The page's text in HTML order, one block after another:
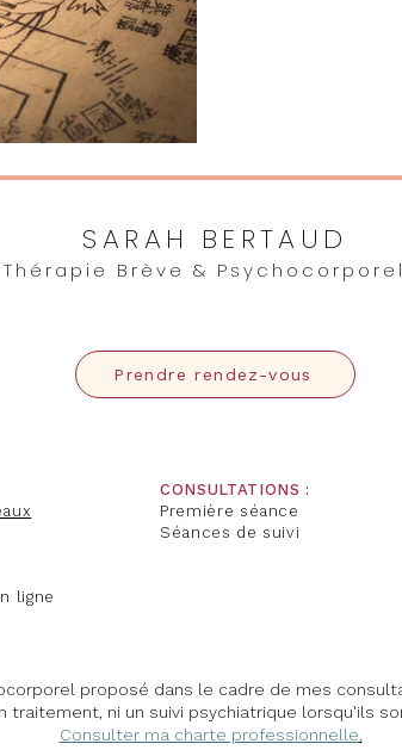
SARAH BERTAUD
Brève &
Prendre rendez-vous
ligne
CONSULTATIONS :
Première séance
Séances de suivi
proposé dans le cadre de mes
traitement, ni un suivi psychiatrique lorsqu'ils
Consulter ma charte professionnelle.